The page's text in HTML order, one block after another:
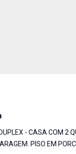
- CASA COM 2
PISO EM